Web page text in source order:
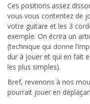
Ces positions assez
vous vous contentez de
votre guitare et les 3
exemple. On écrira un
(technique qui donne
dur à jouer et qui en fait
les plus simples).
Bref, revenons à nos
pourrait jouer en